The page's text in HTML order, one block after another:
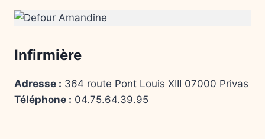
Infirmière
Adresse : 364 route Pont Louis XIII 07000 Privas
Téléphone : 04.75.64.39.95